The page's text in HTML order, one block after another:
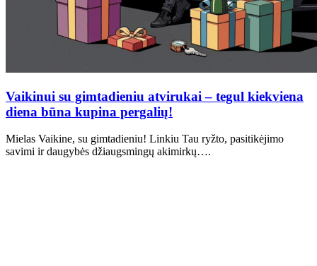
Vaikinui su gimtadieniu atvirukai – tegul kiekviena
diena būna kupina pergalių!
Mielas Vaikine, su gimtadieniu! Linkiu Tau ryžto, pasitikėjimo
savimi ir daugybės džiaugsmingų akimirkų….